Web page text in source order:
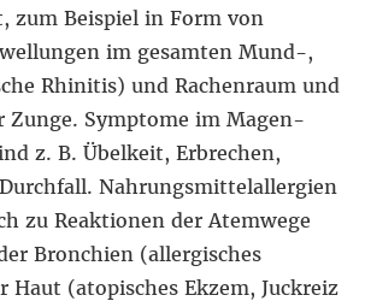
zum Beispiel in Form von
im gesamten Mund-,
Rhinitis) und Rachenraum und
Zunge. Symptome im Magen-
z. B. Übelkeit, Erbrechen,
Nahrungsmittelallergien
zu Reaktionen der Atemwege
Bronchien (allergisches
Haut (atopisches Ekzem, Juckreiz